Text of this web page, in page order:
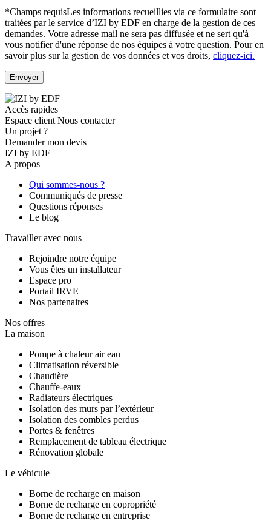
*Champs requisLes informations recueillies via ce formulaire sont
traitées par le service d’IZI by EDF en charge de la gestion de ces
demandes. Votre adresse mail ne sera pas diffusée et ne sert qu'à
vous notifier d'une réponse de nos équipes à votre question. Pour en
savoir plus sur la gestion de vos données et vos droits, cliquez-ici.
Accès rapides
Espace client Nous contacter
Un projet ?
Demander mon devis
IZI by EDF
A propos
Qui sommes-nous ?
Communiqués de presse
Questions réponses
Le blog
Travailler avec nous
Rejoindre notre équipe
Vous êtes un installateur
Espace pro
Portail IRVE
Nos partenaires
Nos offres
La maison
Pompe à chaleur air eau
Climatisation réversible
Chaudière
Chauffe-eaux
Radiateurs électriques
Isolation des murs par l’extérieur
Isolation des combles perdus
Portes & fenêtres
Remplacement de tableau électrique
Rénovation globale
Le véhicule
Borne de recharge en maison
Borne de recharge en copropriété
Borne de recharge en entreprise